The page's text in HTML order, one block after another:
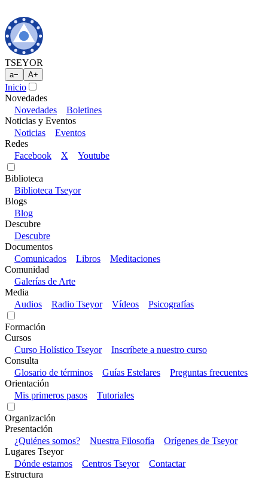
TSEYOR
a− A+
Inicio
Novedades
Novedades
Boletines
Noticias y Eventos
Noticias
Eventos
Redes
Facebook
X Youtube
Biblioteca
Biblioteca Tseyor
Blogs
Blog
Descubre
Descubre
Documentos
Comunicados
Libros
Meditaciones
Comunidad
Galerías de Arte
Media
Audios
Radio Tseyor Vídeos Psicografías
Formación
Cursos
Curso Holístico Tseyor
Inscríbete a nuestro curso
Consulta
Glosario de términos
Guías Estelares
Preguntas frecuentes
Orientación
Mis primeros pasos
Tutoriales
Organización
Presentación
¿Quiénes somos?
Nuestra Filosofía
Orígenes de Tseyor
Lugares Tseyor
Dónde estamos
Centros Tseyor
Contactar
Estructura